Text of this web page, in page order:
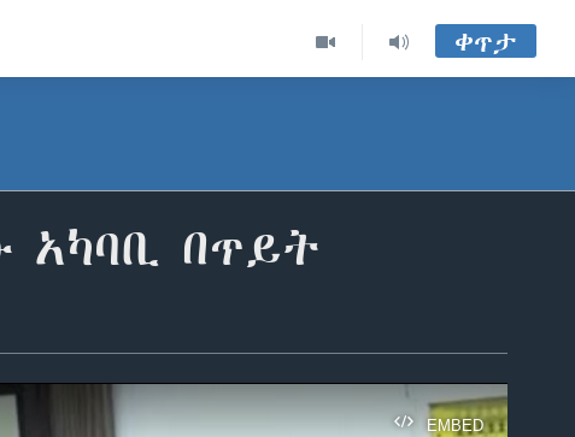
ቀጥታ
አካባቢ በጥይት
EMBED